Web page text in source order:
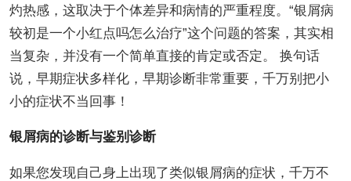
灼热感，这取决于个体差异和病情的严重程度。“银屑病
较初是一个小红点吗怎么治疗”这个问题的答案，其实相
当复杂，并没有一个简单直接的肯定或否定。 换句话
说，早期症状多样化，早期诊断非常重要，千万别把小
小的症状不当回事！
银屑病的诊断与鉴别诊断
如果您发现自己身上出现了类似银屑病的症状，千万不